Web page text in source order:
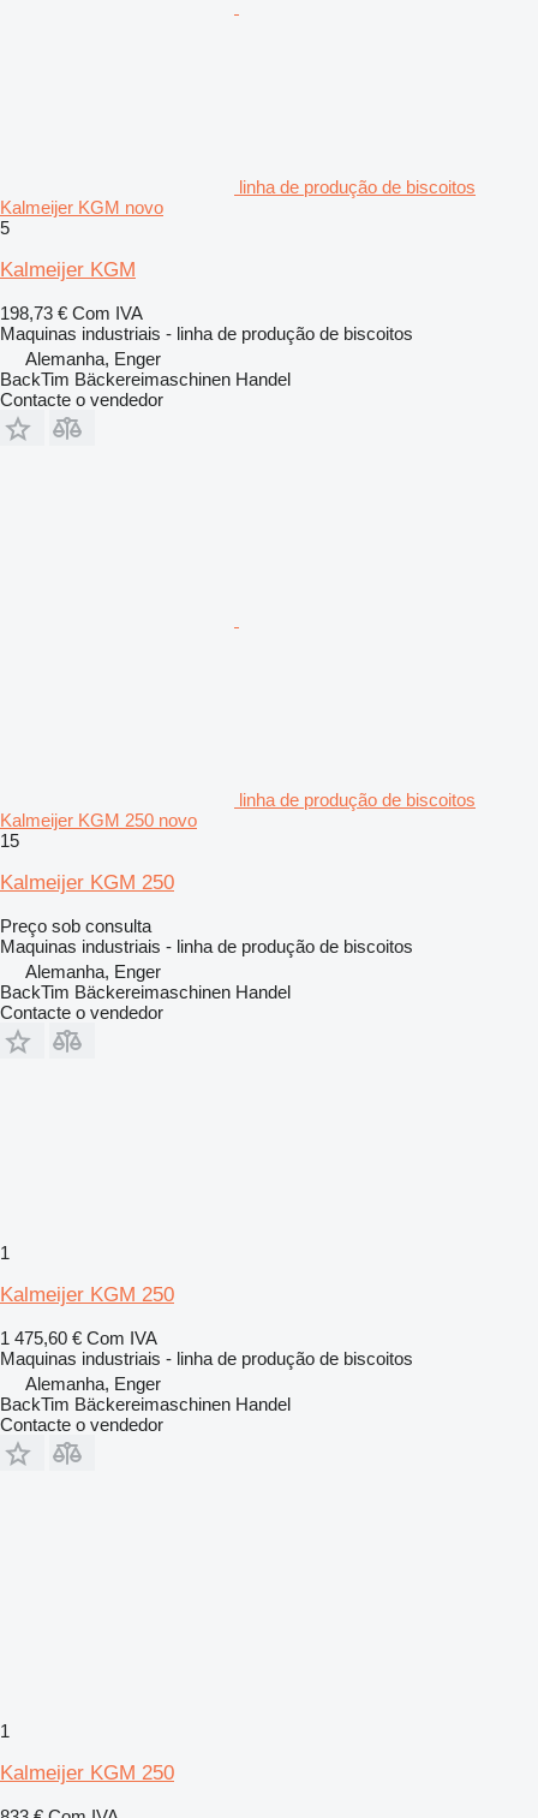
linha de produção de biscoitos
Kalmeijer KGM novo
5
Kalmeijer KGM
198,73 € Com IVA
Maquinas industriais - linha de produção de biscoitos
Alemanha, Enger
BackTim Bäckereimaschinen Handel
Contacte o vendedor
linha de produção de biscoitos
Kalmeijer KGM 250 novo
15
Kalmeijer KGM 250
Preço sob consulta
Maquinas industriais - linha de produção de biscoitos
Alemanha, Enger
BackTim Bäckereimaschinen Handel
Contacte o vendedor
1
Kalmeijer KGM 250
1 475,60 € Com IVA
Maquinas industriais - linha de produção de biscoitos
Alemanha, Enger
BackTim Bäckereimaschinen Handel
Contacte o vendedor
1
Kalmeijer KGM 250